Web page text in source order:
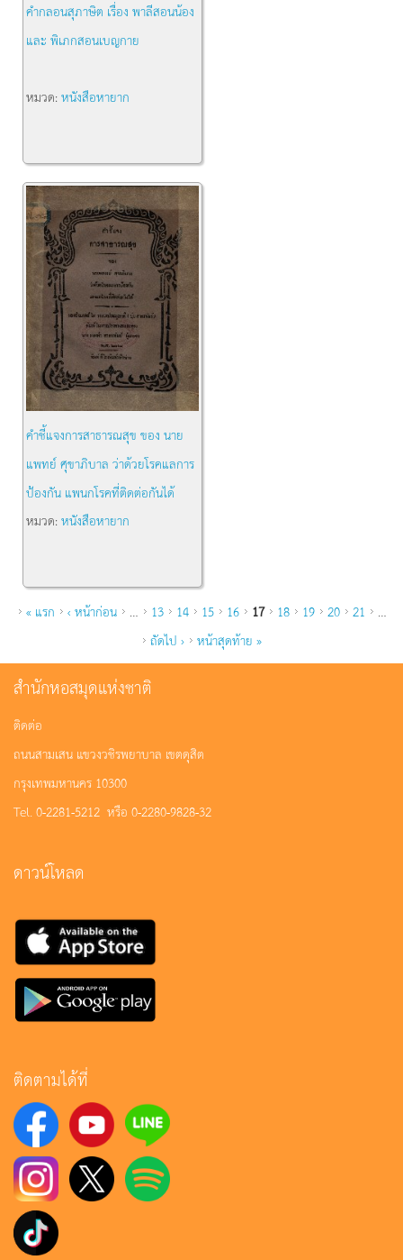
คำกลอนสุภาษิต เรื่อง พาลีสอนน้อง
และ พิเภกสอนเบญกาย
หมวด:หนังสือหายาก
คำชี้แจงการสาธารณสุข ของ นาย
แพทย์ ศุขาภิบาล ว่าด้วยโรคแลการ
ป้องกัน แพนกโรคที่ติดต่อกันได้
หมวด:หนังสือหายาก
หน้า
« แรก ‹ หน้าก่อน … 13 14 15 16 17 18 19 20 21
…
ถัดไป ›
หน้าสุดท้าย »
สำนักหอสมุดแห่งชาติ
ติดต่อ
ถนนสามเสน แขวงวชิรพยาบาล เขตดุสิต
กรุงเทพมหานคร 10300
Tel. 0-2281-5212 หรือ 0-2280-9828-32
ดาวน์โหลด
ติดตามได้ที่